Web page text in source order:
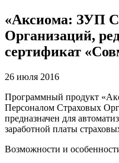
«Аксиома: ЗУП
Организаций,
сертификат
26 июля 2016
Программный продукт
Персоналом Страховых
предназначен для
заработной платы
Возможности и